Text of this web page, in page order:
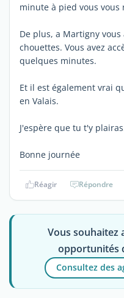
minute à pied vous
De plus, a Martigny
chouettes. Vous avez
quelques minutes.
Et il est également vrai
en Valais.
J'espère que tu t'y
Bonne journée
Réagir Répondre
Vous souhaitez
opportunités
Consultez des